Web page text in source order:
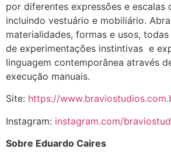
por diferentes expressões e escalas
incluindo vestuário e mobiliário.
materialidades, formas e usos,
de experimentações instintivas e
linguagem contemporânea através
execução manuais.
Site: https://
Instagram: instagram.com/
Sobre Eduardo Caires